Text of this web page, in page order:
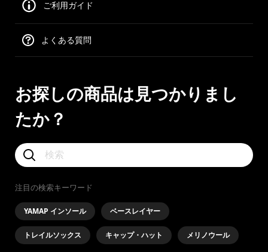
ご利用ガイド
よくある質問
お探しの商品は見つかりまし
たか？
注目の検索キーワード
YAMAP インソール ベースレイヤー
トレイルソックス キャップ・ハット メリノウール